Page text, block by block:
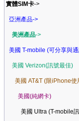
實體SIM卡->
亞洲產品->
美洲產品->
美國 T-mobile (可分享與
美國 Verizon(訊號最佳)
美國 AT&T (限iPhone使
美國(純網卡)
美國 Ultra (T-mobile